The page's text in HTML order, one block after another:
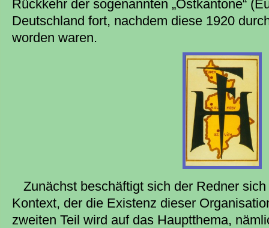
Rückkehr der sogenannten „Ostkantone“
Deutschland fort, nachdem diese 1920
worden waren.
Zunächst beschäftigt sich der Redner
Kontext, der die Existenz dieser
zweiten Teil wird auf das Hauptthema,